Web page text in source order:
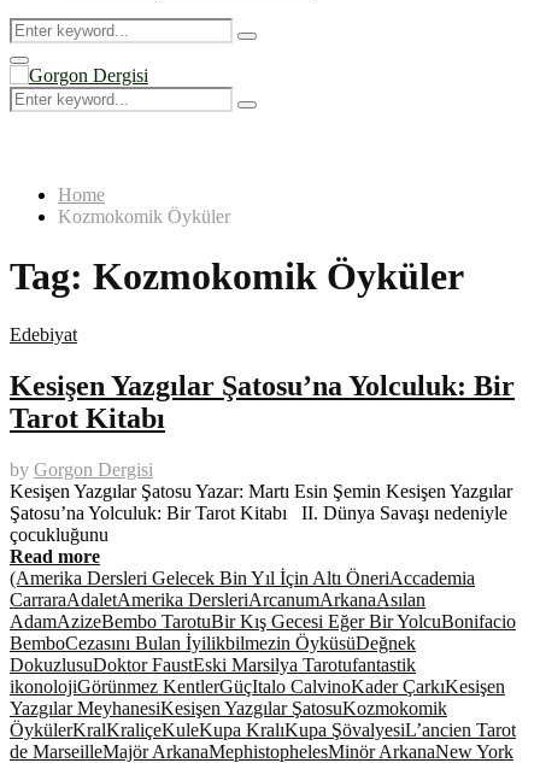
Search
for:
Search
Primary
Menu
Search
for:
Search
Home
Kozmokomik Öyküler
Tag: Kozmokomik Öyküler
Edebiyat
Kesişen Yazgılar Şatosu’na Yolculuk: Bir
Tarot Kitabı
by Gorgon Dergisi
Kesişen Yazgılar Şatosu Yazar: Martı Esin Şemin Kesişen Yazgılar
Şatosu’na Yolculuk: Bir Tarot Kitabı II. Dünya Savaşı nedeniyle
çocukluğunu
Read more
(Amerika Dersleri Gelecek Bin Yıl İçin Altı ÖneriAccademia
CarraraAdaletAmerika DersleriArcanumArkanaAsılan
AdamAzizeBembo TarotuBir Kış Gecesi Eğer Bir YolcuBonifacio
BemboCezasını Bulan İyilikbilmezin ÖyküsüDeğnek
DokuzlusuDoktor FaustEski Marsilya Tarotufantastik
ikonolojiGörünmez KentlerGüçItalo CalvinoKader ÇarkıKesişen
Yazgılar MeyhanesiKesişen Yazgılar ŞatosuKozmokomik
ÖykülerKralKraliçeKuleKupa KralıKupa ŞövalyesiL’ancien Tarot
de MarseilleMajör ArkanaMephistophelesMinör ArkanaNew York